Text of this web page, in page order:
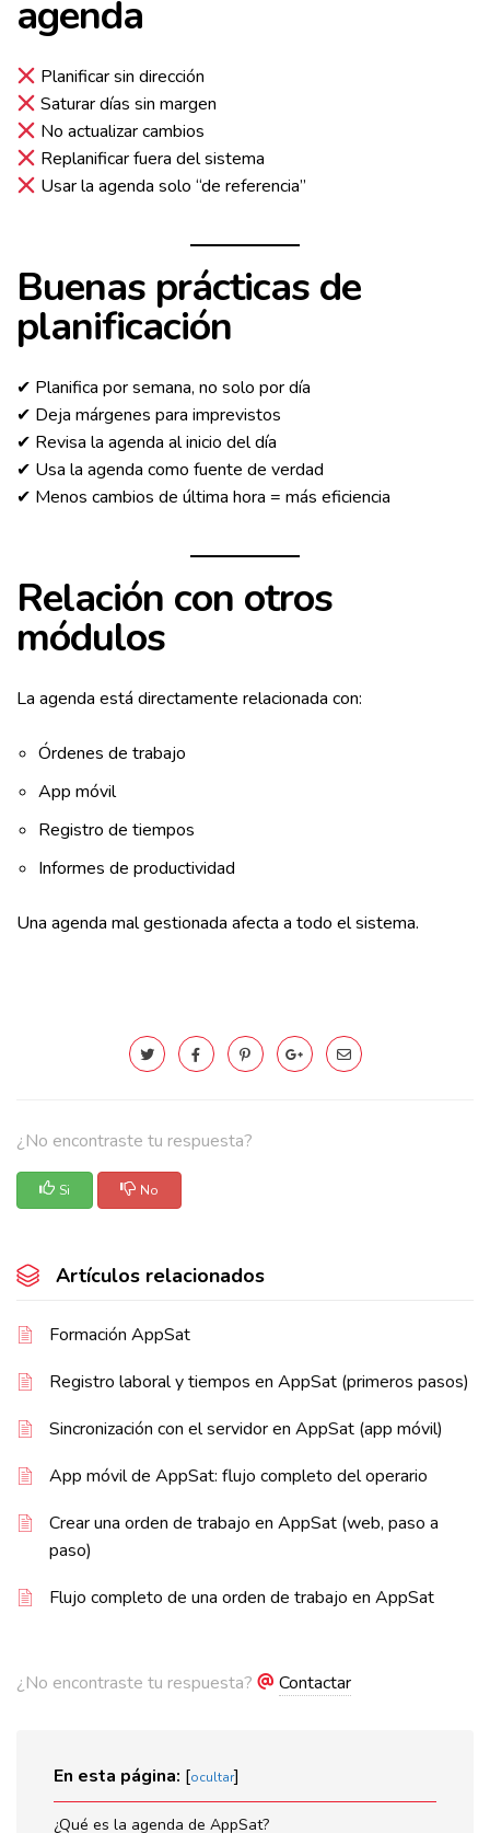
agenda
Planificar sin dirección
Saturar días sin margen
No actualizar cambios
Replanificar fuera del sistema
Usar la agenda solo “de referencia”
Buenas prácticas de
planificación
✔ Planifica por semana, no solo por día
✔ Deja márgenes para imprevistos
✔ Revisa la agenda al inicio del día
✔ Usa la agenda como fuente de verdad
✔ Menos cambios de última hora = más eficiencia
Relación con otros
módulos
La agenda está directamente relacionada con:
Órdenes de trabajo
App móvil
Registro de tiempos
Informes de productividad
Una agenda mal gestionada afecta a todo el sistema.
¿No encontraste tu respuesta?
Si No
Artículos relacionados
Formación AppSat
Registro laboral y tiempos en AppSat (primeros pasos)
Sincronización con el servidor en AppSat (app móvil)
App móvil de AppSat: flujo completo del operario
Crear una orden de trabajo en AppSat (web, paso a
paso)
Flujo completo de una orden de trabajo en AppSat
¿No encontraste tu respuesta? Contactar
En esta página: [ocultar]
¿Qué es la agenda de AppSat?